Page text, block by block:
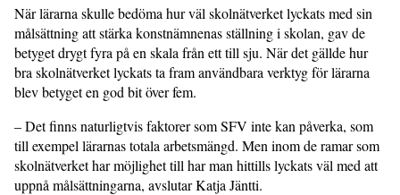
När lärarna skulle bedöma hur väl skol­nätverket lyckats med sin
målsättning att stärka konstnämnenas ställning i skolan, gav de
betyget drygt fyra på en skala från ett till sju. När det gällde hur
bra skolnätverket lyckats ta fram användbara verktyg för lärarna
blev betyget en god bit över fem.
– Det finns naturligtvis faktorer som SFV inte kan påverka, som
till exempel lärarnas totala arbetsmängd. Men inom de ramar som
skolnätverket har möjlig­het till har man hittills lyckats väl med att
uppnå målsättningarna, avslutar Katja Jäntti.